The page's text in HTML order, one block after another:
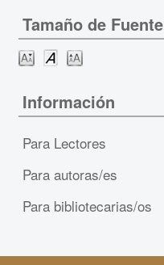
Tamaño de Fuente
Información
Para Lectores
Para autoras/es
Para bibliotecarias/os